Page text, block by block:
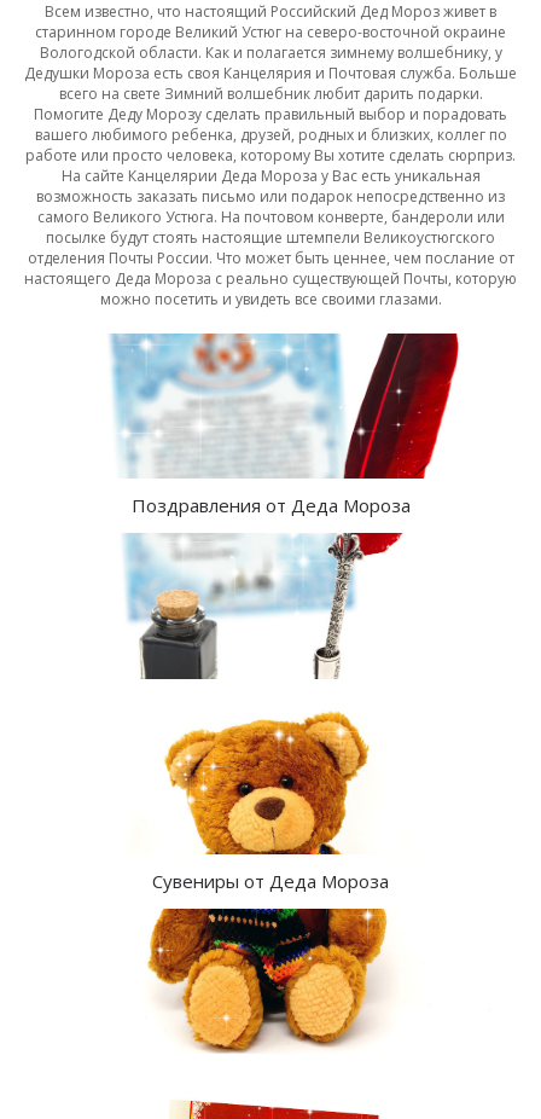
Всем известно, что настоящий Российский Дед Мороз живет в
старинном городе Великий Устюг на северо-восточной окраине
Вологодской области. Как и полагается зимнему волшебнику, у
Дедушки Мороза есть своя Канцелярия и Почтовая служба. Больше
всего на свете Зимний волшебник любит дарить подарки.
Помогите Деду Морозу сделать правильный выбор и порадовать
вашего любимого ребенка, друзей, родных и близких, коллег по
работе или просто человека, которому Вы хотите сделать сюрприз.
На сайте Канцелярии Деда Мороза у Вас есть уникальная
возможность заказать письмо или подарок непосредственно из
самого Великого Устюга. На почтовом конверте, бандероли или
посылке будут стоять настоящие штемпели Великоустюгского
отделения Почты России. Что может быть ценнее, чем послание от
настоящего Деда Мороза с реально существующей Почты, которую
можно посетить и увидеть все своими глазами.
Поздравления от Деда Мороза
Сувениры от Деда Мороза